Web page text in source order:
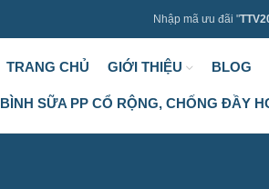
Nhập mã ưu đãi "
TRANG CHỦ GIỚI THIỆU BLOG
BÌNH SỮA PP CỔ RỘNG, CHỐNG ĐẦY